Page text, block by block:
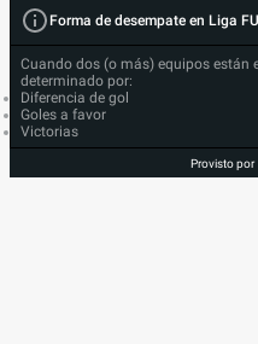
Forma de desempate en Liga
Cuando dos (o más) equipos están
determinado por:
Diferencia de gol
Goles a favor
Victorias
Provisto por